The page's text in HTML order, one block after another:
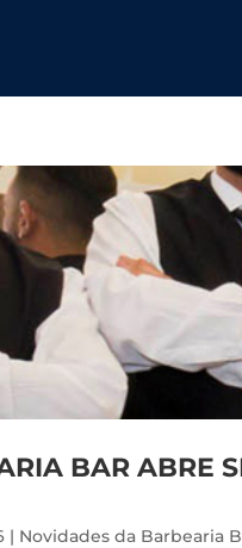
BAR ABRE
| Novidades da Barbearia